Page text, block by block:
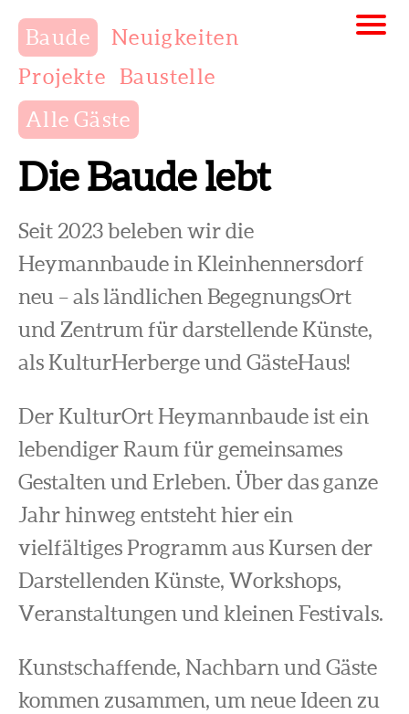
Baude
Neuigkeiten
Projekte
Baustelle
Alle Gäste
Die Baude lebt
Seit 2023 beleben wir die
Heymannbaude in Kleinhennersdorf
neu – als ländlichen BegegnungsOrt
und Zentrum für darstellende Künste,
als KulturHerberge und GästeHaus!
Der KulturOrt Heymannbaude ist ein
lebendiger Raum für gemeinsames
Gestalten und Erleben. Über das ganze
Jahr hinweg entsteht hier ein
vielfältiges Programm aus Kursen der
Darstellenden Künste, Workshops,
Veranstaltungen und kleinen Festivals.
Kunstschaffende, Nachbarn und Gäste
kommen zusammen, um neue Ideen zu